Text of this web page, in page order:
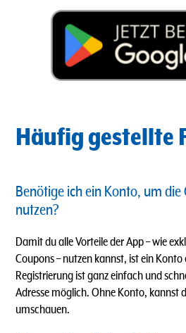
Häufig gestellte
Benötige ich ein Konto, um die
nutzen?
Damit du alle Vorteile der App – wie
Coupons – nutzen kannst, ist ein
Registrierung ist ganz einfach und
Adresse möglich. Ohne Konto, kannst
umschauen.